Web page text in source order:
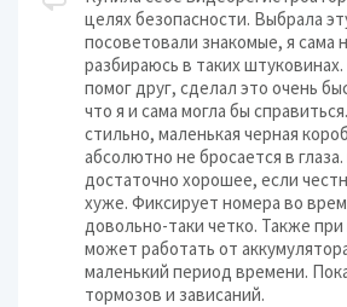
целях безопасности. Выбрала
посоветовали знакомые, я сама
разбираюсь в таких
помог друг, сделал это очень
что я и сама могла бы
стильно, маленькая черная
абсолютно не бросается в
достаточно хорошее, если
хуже. Фиксирует номера во
довольно-таки четко. Также
может работать от
маленький период времени.
тормозов и зависаний.